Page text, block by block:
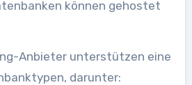
können gehostet
Anbieter unterstützen eine
darunter: